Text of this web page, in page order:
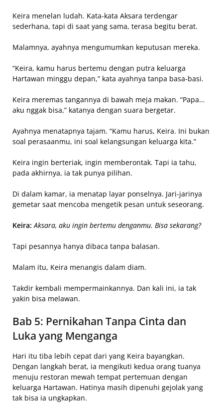
Keira menelan ludah. Kata-kata Aksara terdengar
sederhana, tapi di saat yang sama, terasa begitu berat.
Malamnya, ayahnya mengumumkan keputusan mereka.
“Keira, kamu harus bertemu dengan putra keluarga
Hartawan minggu depan,” kata ayahnya tanpa basa-basi.
Keira meremas tangannya di bawah meja makan. “Papa…
aku nggak bisa,” katanya dengan suara bergetar.
Ayahnya menatapnya tajam. “Kamu harus, Keira. Ini bukan
soal perasaanmu, ini soal kelangsungan keluarga kita.”
Keira ingin berteriak, ingin memberontak. Tapi ia tahu,
pada akhirnya, ia tak punya pilihan.
Di dalam kamar, ia menatap layar ponselnya. Jari-jarinya
gemetar saat mencoba mengetik pesan untuk seseorang.
Keira: Aksara, aku ingin bertemu denganmu. Bisa sekarang?
Tapi pesannya hanya dibaca tanpa balasan.
Malam itu, Keira menangis dalam diam.
Takdir kembali mempermainkannya. Dan kali ini, ia tak
yakin bisa melawan.
Bab 5: Pernikahan Tanpa Cinta dan
Luka yang Menganga
Hari itu tiba lebih cepat dari yang Keira bayangkan.
Dengan langkah berat, ia mengikuti kedua orang tuanya
menuju restoran mewah tempat pertemuan dengan
keluarga Hartawan. Hatinya masih dipenuhi gejolak yang
tak bisa ia ungkapkan.